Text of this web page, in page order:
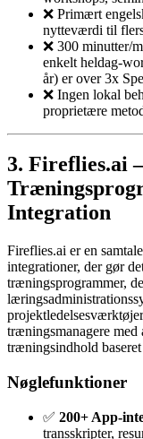
❌ Primært
nytteværdi til
❌ 300 minutter/
enkelt heldag-
år) er over 3x
❌ Ingen lokal
proprietære
3. Fireflies.ai
Integration
Fireflies.ai er en
integrationer, der gør
træningsprogrammer,
træningsmana­gere med
træningsindhold
Nøglefunktioner
✅ 200+ App-
transskripter,